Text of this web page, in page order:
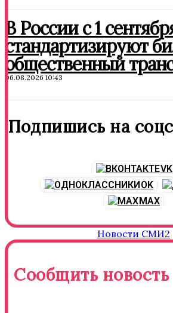
В России с 1
стандартизируют
общественный
06.08.2026 10:43
Подпишись на
VK
OK
MAX
Новости СМИ2
Сообщить новость